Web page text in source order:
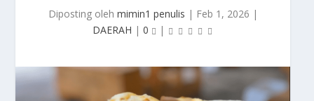
Diposting oleh mimin1 penulis | Feb 1, 2026 |
DAERAH | 0 |